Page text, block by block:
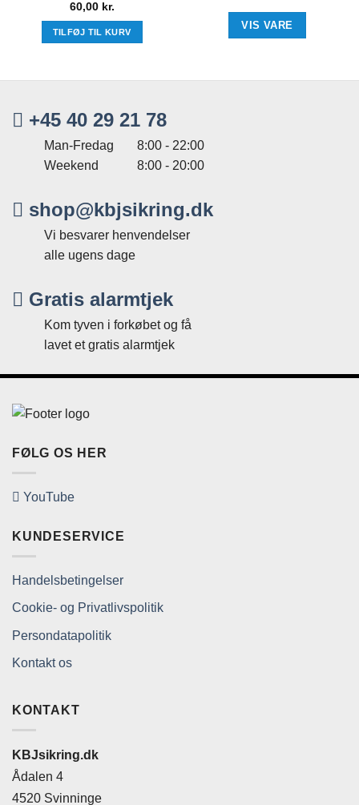
60,00 kr.
TILFØJ TIL KURV
VIS VARE
+45 40 29 21 78
Man-Fredag
8:00 - 22:00
Weekend
8:00 - 20:00
shop@kbjsikring.dk
Vi besvarer henvendelser
alle ugens dage
Gratis alarmtjek
Kom tyven i forkøbet og få
lavet et gratis alarmtjek
FØLG OS HER
YouTube
KUNDESERVICE
Handelsbetingelser
Cookie- og Privatlivspolitik
Persondatapolitik
Kontakt os
KONTAKT
KBJsikring.dk
Ådalen 4
4520 Svinninge